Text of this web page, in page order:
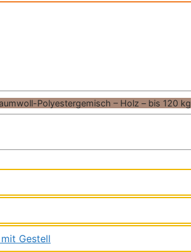
Polyestergemisch – Holz – bis 120 kg
Gestell